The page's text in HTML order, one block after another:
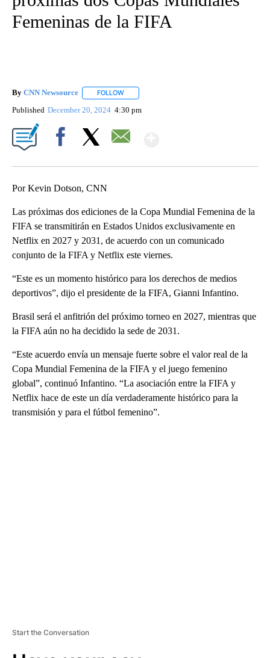
Femeninas de la FIFA
By CNN Newsource FOLLOW
Published December 20, 2024 4:30 pm
Por Kevin Dotson, CNN
Las próximas dos ediciones de la Copa Mundial Femenina de la
FIFA se transmitirán en Estados Unidos exclusivamente en
Netflix en 2027 y 2031, de acuerdo con un comunicado
conjunto de la FIFA y Netflix este viernes.
“Este es un momento histórico para los derechos de medios
deportivos”, dijo el presidente de la FIFA, Gianni Infantino.
Brasil será el anfitrión del próximo torneo en 2027, mientras que
la FIFA aún no ha decidido la sede de 2031.
“Este acuerdo envía un mensaje fuerte sobre el valor real de la
Copa Mundial Femenina de la FIFA y el juego femenino
global”, continuó Infantino. “La asociación entre la FIFA y
Netflix hace de este un día verdaderamente histórico para la
transmisión y para el fútbol femenino”.
Start the Conversation